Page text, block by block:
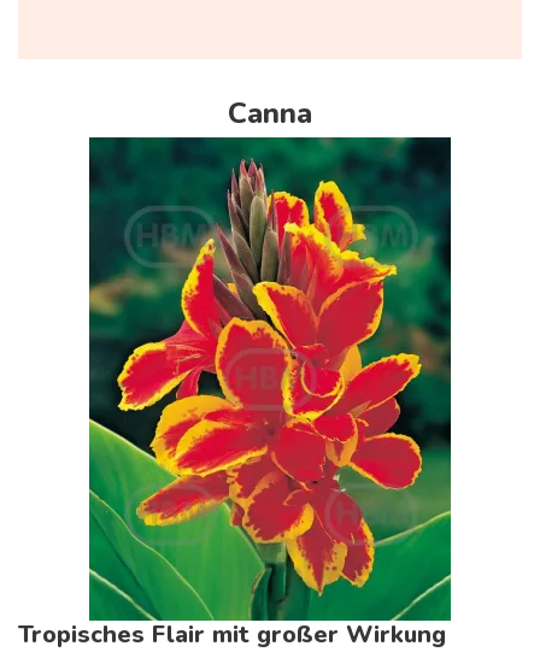
Canna
Tropisches Flair mit großer Wirkung